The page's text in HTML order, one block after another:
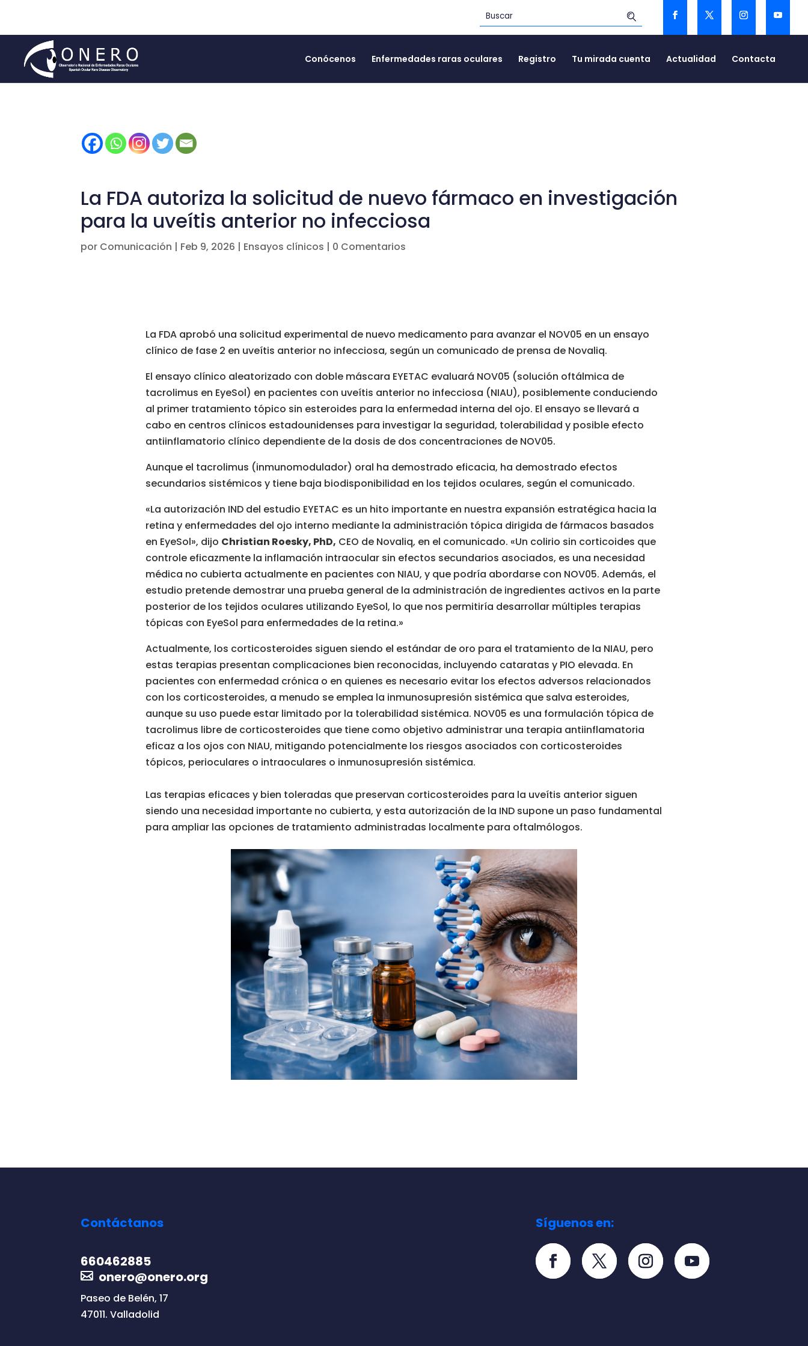
Conócenos Enfermedades raras oculares Registro Tu mirada cuenta Actualidad Contacta
La FDA autoriza la solicitud de nuevo fármaco en investigación
para la uveítis anterior no infecciosa
por Comunicación | Feb 9, 2026 | Ensayos clínicos | 0 Comentarios
La FDA aprobó una solicitud experimental de nuevo medicamento para avanzar el NOV05 en un ensayo
clínico de fase 2 en uveítis anterior no infecciosa, según un comunicado de prensa de Novaliq.
El ensayo clínico aleatorizado con doble máscara EYETAC evaluará NOV05 (solución oftálmica de
tacrolimus en EyeSol) en pacientes con uveítis anterior no infecciosa (NIAU), posiblemente conduciendo
al primer tratamiento tópico sin esteroides para la enfermedad interna del ojo. El ensayo se llevará a
cabo en centros clínicos estadounidenses para investigar la seguridad, tolerabilidad y posible efecto
antiinflamatorio clínico dependiente de la dosis de dos concentraciones de NOV05.
Aunque el tacrolimus (inmunomodulador) oral ha demostrado eficacia, ha demostrado efectos
secundarios sistémicos y tiene baja biodisponibilidad en los tejidos oculares, según el comunicado.
«La autorización IND del estudio EYETAC es un hito importante en nuestra expansión estratégica hacia la
retina y enfermedades del ojo interno mediante la administración tópica dirigida de fármacos basados
en EyeSol», dijo Christian Roesky, PhD, CEO de Novaliq, en el comunicado. «Un colirio sin corticoides que
controle eficazmentela inflamación intraocularsin efectos secundarios asociados, es una necesidad
médica no cubierta actualmente en pacientes con NIAU, y que podría abordarse con NOV05. Además, el
estudio pretende demostrar una prueba general de la administración de ingredientes activos en la parte
posterior de los tejidos oculares utilizando EyeSol, lo que nos permitiría desarrollar múltiples terapias
tópicas con EyeSol para enfermedades de la retina.»
Actualmente, los corticosteroides siguen siendo el estándar de oro para el tratamiento de la NIAU, pero
estas terapias presentan complicaciones bien reconocidas, incluyendo cataratas y PIO elevada. En
pacientes con enfermedad crónica o en quienes es necesario evitar los efectos adversos relacionados
con los corticosteroides, a menudo se emplea la inmunosupresión sistémica que salva esteroides,
aunque su uso puede estar limitado por la tolerabilidad sistémica. NOV05 es una formulación tópica de
tacrolimus libre de corticosteroides que tiene como objetivo administrar una terapia antiinflamatoria
eficaz a los ojos con NIAU, mitigando potencialmente los riesgos asociados con corticosteroides
tópicos, perioculares o intraoculares o inmunosupresión sistémica.
Las terapias eficaces y bien toleradas que preservan corticosteroides para la uveítis anterior siguen
siendo una necesidad importante no cubierta, y esta autorización de la IND supone un paso fundamental
para ampliar las opciones de tratamiento administradas localmente para oftalmólogos.
Contáctanos
660462885
onero@onero.org
Paseo de Belén, 17
47011. Valladolid
Síguenos en: